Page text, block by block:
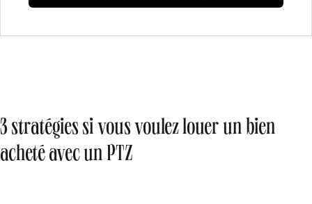
3 stratégies si vous voulez louer un bien
acheté avec un PTZ